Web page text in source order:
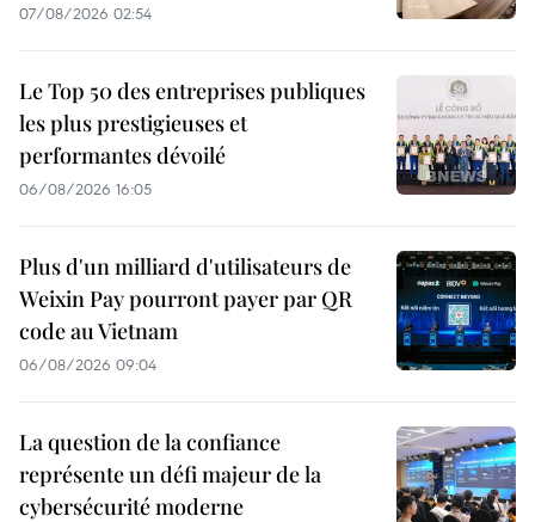
07/08/2026 02:54
Le Top 50 des entreprises publiques
les plus prestigieuses et
performantes dévoilé
06/08/2026 16:05
Plus d'un milliard d'utilisateurs de
Weixin Pay pourront payer par QR
code au Vietnam
06/08/2026 09:04
La question de la confiance
représente un défi majeur de la
cybersécurité moderne